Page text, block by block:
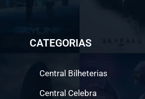
CATEGORIAS
Central Bilheterias
Central Celebra